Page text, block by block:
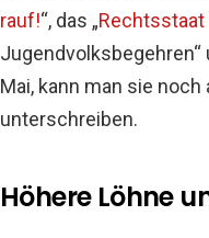
rauf!“, das „
Jugendvolksbegehren“
Mai, kann man sie
unterschreiben.
Höhere Löhne